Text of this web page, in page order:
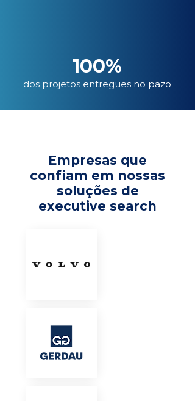
100%
dos projetos entregues no pazo
Empresas que
confiam em nossas
soluções de
executive search